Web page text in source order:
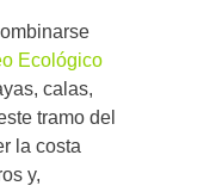
Ecológico
calas,
tramo del
la costa
y,